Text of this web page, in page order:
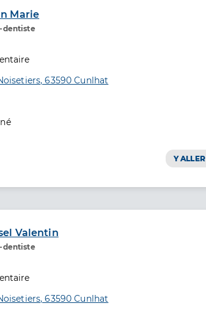
Marie
dentiste de santé
63590 Cunlhat
Y ALLER
Valentin
dentiste de santé
63590 Cunlhat